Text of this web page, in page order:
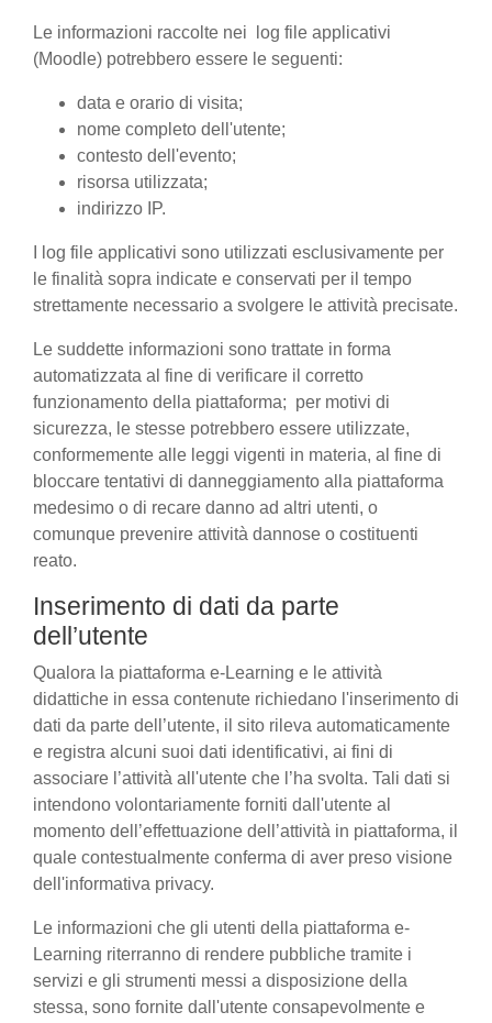
Le informazioni raccolte nei log file applicativi
(Moodle) potrebbero essere le seguenti:
data e orario di visita;
nome completo dell'utente;
contesto dell'evento;
risorsa utilizzata;
indirizzo IP.
I log file applicativi sono utilizzati esclusivamente per
le finalità sopra indicate e conservati per il tempo
strettamente necessario a svolgere le attività precisate.
Le suddette informazioni sono trattate in forma
automatizzata al fine di verificare il corretto
funzionamento della piattaforma; per motivi di
sicurezza, le stesse potrebbero essere utilizzate,
conformemente alle leggi vigenti in materia, al fine di
bloccare tentativi di danneggiamento alla piattaforma
medesimo o di recare danno ad altri utenti, o
comunque prevenire attività dannose o costituenti
reato.
Inserimento di dati da parte
dell’utente
Qualora la piattaforma e-Learning e le attività
didattiche in essa contenute richiedano l'inserimento di
dati da parte dell’utente, il sito rileva automaticamente
e registra alcuni suoi dati identificativi, ai fini di
associare l’attività all'utente che l’ha svolta. Tali dati si
intendono volontariamente forniti dall'utente al
momento dell’effettuazione dell’attività in piattaforma, il
quale contestualmente conferma di aver preso visione
dell'informativa privacy.
Le informazioni che gli utenti della piattaforma e-
Learning riterranno di rendere pubbliche tramite i
servizi e gli strumenti messi a disposizione della
stessa, sono fornite dall'utente consapevolmente e